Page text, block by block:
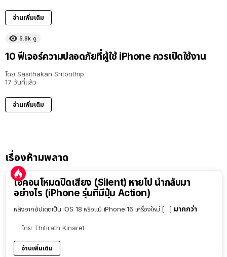
อ่านเพิ่มเติม
5.8k ดู
10 ฟีเจอร์ความปลอดภัยที่ผู้ใช้ iPhone ควรเปิดใช้งาน
โดย Sasithakan Sritonthip
17 วันที่แล้ว
อ่านเพิ่มเติม
เรื่องห้ามพลาด
ไอคอนโหมดปิดเสียง (Silent) หายไป นำกลับมา
อย่างไร (iPhone รุ่นที่มีปุ่ม Action)
หลังจากอัปเดตเป็น iOS 18 หรือแม้ iPhone 16 เครื่องใหม่ […] มากกว่า
โดย Thitirath Kinaret
อ่านเพิ่มเติม